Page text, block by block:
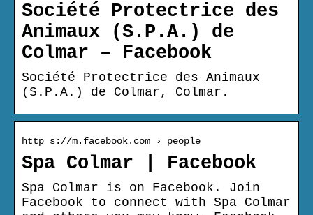
Société Protectrice des
Animaux (S.P.A.) de
Colmar – Facebook
Société Protectrice des Animaux
(S.P.A.) de Colmar, Colmar.
http s://m.facebook.com › people
Spa Colmar | Facebook
Spa Colmar is on Facebook. Join
Facebook to connect with Spa Colmar